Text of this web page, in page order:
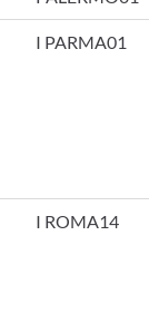
I PARMA01
I ROMA14